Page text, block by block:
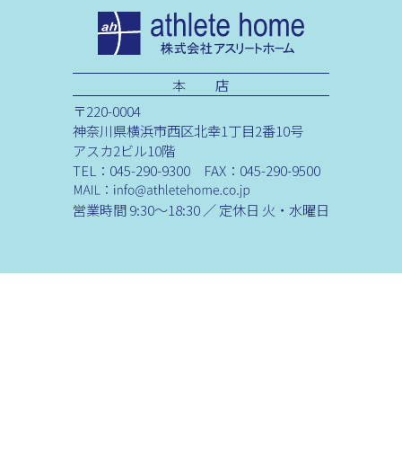
本 店
〒220-0004
神奈川県横浜市西区北幸1丁目2番10号
アスカ2ビル10階
TEL：045-290-9300 FAX：045-290-9500
営業時間 9:30～18:30 ／ 定休日 火・水曜日